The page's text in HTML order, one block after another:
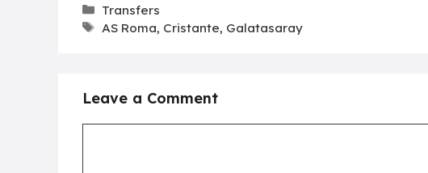
Categories
Transfers
Tags
AS Roma, Cristante, Galatasaray
Leave a Comment